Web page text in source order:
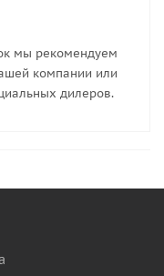
мы рекомендуем
компании или
дилеров.